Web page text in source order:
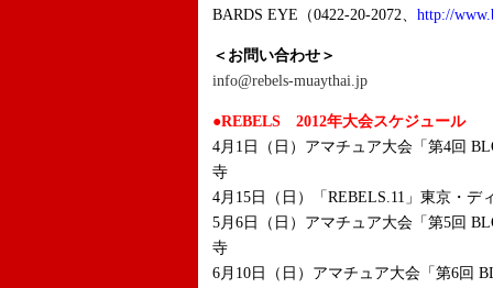
BARDS EYE（0422-20-2072、 http://
＜お問い合わせ＞
info@rebels-muaythai.jp
●REBELS 2012年大会スケジュール
4月1日（日）アマチュア大会「第4回
寺
4月15日（日）「REBELS.11」東京・デ
5月6日（日）アマチュア大会「第5回
寺
6月10日（日）アマチュア大会「第6回